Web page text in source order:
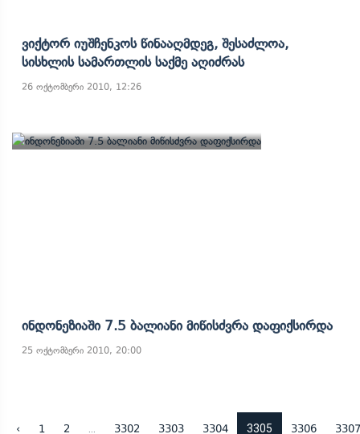
Ვიქტორ Იუშჩენკოს Წინააღმდეგ, Შესაძლოა,
Სისხლის Სამართლის Საქმე Აღიძრას
26 ოქტომბერი 2010, 12:26
Ინდონეზიაში 7.5 Ბალიანი Მიწისძვრა Დაფიქსირდა
25 ოქტომბერი 2010, 20:00
‹ 1 2 3302 3303 3304 3305 3306 3307